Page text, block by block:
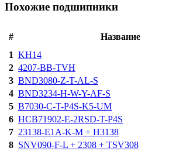
Похожие подшипники
# Название
1 KH14
2 4207-BB-TVH
3 BND3080-Z-T-AL-S
4 BND3234-H-W-Y-AF-S
5 B7030-C-T-P4S-K5-UM
6 HCB71902-E-2RSD-T-P4S
7 23138-E1A-K-M + H3138
8 SNV090-F-L + 2308 + TSV308